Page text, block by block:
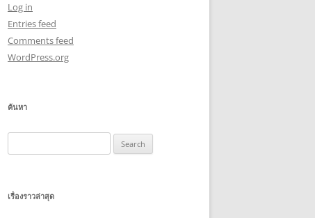
Log in
Entries feed
Comments feed
WordPress.org
ค้นหา
for:
เรื่องราวล่าสุด